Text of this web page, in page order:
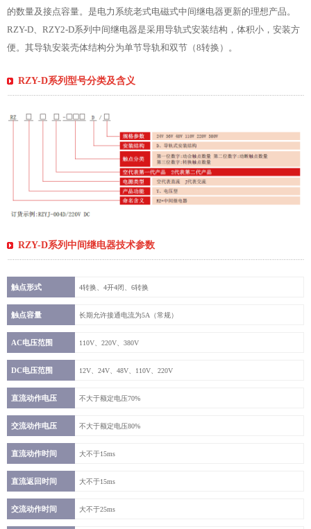
的数量及接点容量。是电力系统老式电磁式中间继电器更新的理想产品。
RZY-D、RZY2-D系列中间继电器是采用导轨式安装结构，体积小，安装方
便。其导轨安装壳体结构分为单节导轨和双节（8转换）。
RZY-D系列型号分类及含义
RZY-D系列中间继电器技术参数
触点形式 4转换、4开4闭、6转换
触点容量 长期允许接通电流为5A（常规）
AC电压范围 110V、220V、380V
DC电压范围 12V、24V、48V、110V、220V
直流动作电压 不大于额定电压70%
交流动作电压 不大于额定电压80%
直流动作时间 大不于15ms
直流返回时间 大不于15ms
交流动作时间 大不于25ms